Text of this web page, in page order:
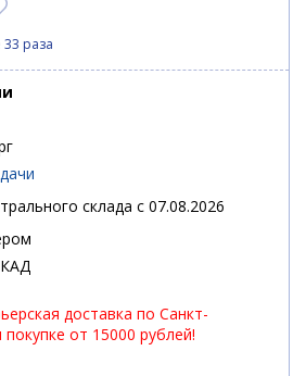
раза
склада с 07.08.2026
доставка по Санкт-
покупке от 15000 рублей!